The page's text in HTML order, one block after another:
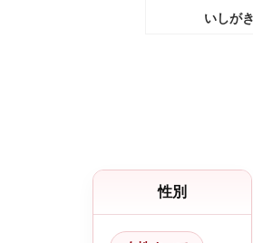
いしが
性別